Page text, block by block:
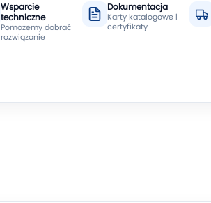
Wsparcie
techniczne
Pomożemy dobrać
rozwiązanie
Dokumentacja
Karty katalogowe i
certyfikaty